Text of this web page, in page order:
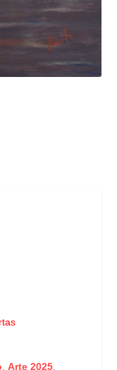
,Arte 2025,